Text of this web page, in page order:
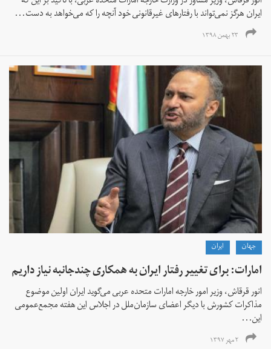
ایران هرگز نمی‌تواند با رفتارهای غیرقانونی خود آنچه را که می‌خواهد به دست...
۲۳ بهمن ۱۳۹۸
جهان ايران
امارات: برای تغییر رفتار ایران به‌ همکاری چندجانبه نیاز داریم
انور قرقاش، وزیر امور خارجه امارات متحده عربی می‌گوید ایران اولین موضوع
مذاکرات کشورش با دیگر اعضای سازمان‌ملل در اجلاس این هفته مجمع‌عمومی
این...
۲ مهر ۱۳۹۷